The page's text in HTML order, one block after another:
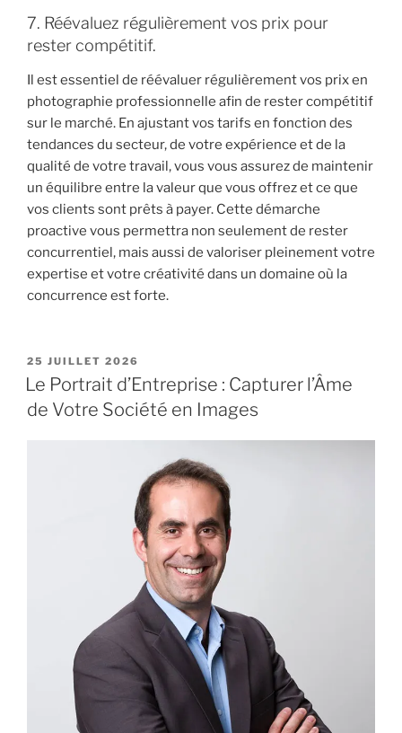
7. Réévaluez régulièrement vos prix pour
rester compétitif.
Il est essentiel de réévaluer régulièrement vos prix en
photographie professionnelle afin de rester compétitif
sur le marché. En ajustant vos tarifs en fonction des
tendances du secteur, de votre expérience et de la
qualité de votre travail, vous vous assurez de maintenir
un équilibre entre la valeur que vous offrez et ce que
vos clients sont prêts à payer. Cette démarche
proactive vous permettra non seulement de rester
concurrentiel, mais aussi de valoriser pleinement votre
expertise et votre créativité dans un domaine où la
concurrence est forte.
PUBLIÉ
LE
25 JUILLET 2026
Le Portrait d’Entreprise : Capturer l’Âme
de Votre Société en Images